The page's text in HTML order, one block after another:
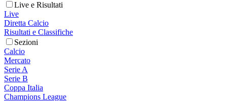
Live e Risultati
Live
Diretta Calcio
Risultati e Classifiche
Sezioni
Calcio
Mercato
Serie A
Serie B
Coppa Italia
Champions League